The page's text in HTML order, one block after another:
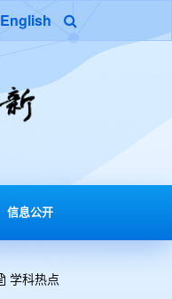
English
信息公开
学科热点